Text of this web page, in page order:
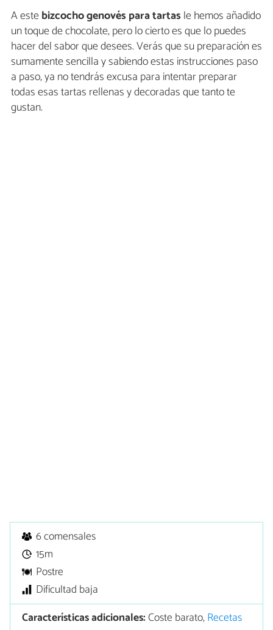
A estebizcocho genovés para tartas le hemos añadido
un toque de chocolate, pero lo cierto es que lo puedes
hacer del sabor que desees. Verás que su preparación es
sumamente sencilla y sabiendo estas instrucciones paso
a paso, ya no tendrás excusa para intentar preparar
todas esas tartas rellenas y decoradas que tanto te
gustan.
6 comensales
15m
Postre
Dificultad baja
Características adicionales:Coste barato,Recetas